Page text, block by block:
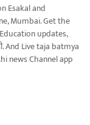
Esakal and
Mumbai. Get the
updates,
And Live taja batmya
news Channel app